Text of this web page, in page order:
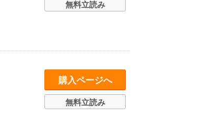
無料立読み
購入ページへ
無料立読み